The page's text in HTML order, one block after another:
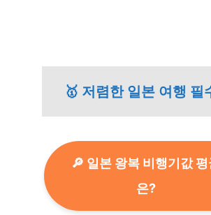
🥇 저렴한 일본 여행 필
🔎 일본 왕복 비행기값
은?